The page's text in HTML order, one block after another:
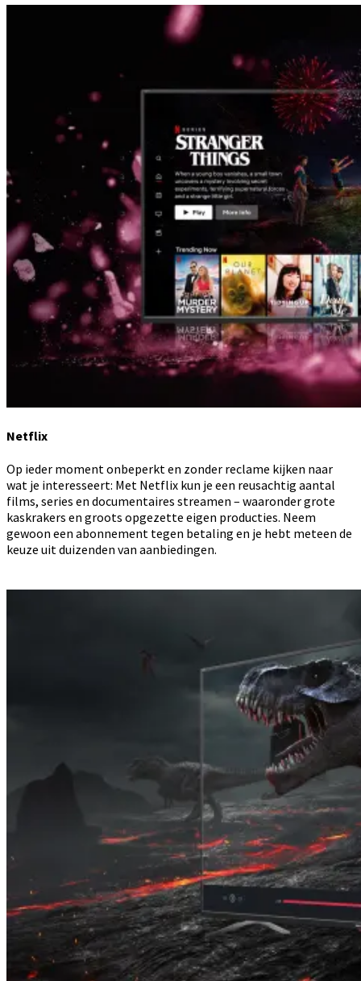
Netflix
Op ieder moment onbeperkt en zonder reclame kijken naar
wat je interesseert: Met Netflix kun je een reusachtig aantal
films, series en documentaires streamen – waaronder grote
kaskrakers en groots opgezette eigen producties. Neem
gewoon een abonnement tegen betaling en je hebt meteen de
keuze uit duizenden van aanbiedingen.